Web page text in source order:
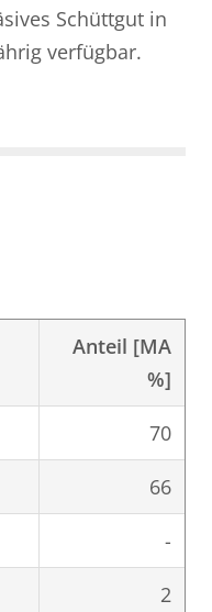
Schüttgut in
verfügbar.
Anteil [MA
%]
70
66
-
2